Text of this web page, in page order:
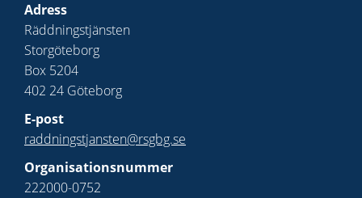
Adress
Räddningstjänsten
Storgöteborg
Box 5204
402 24 Göteborg
E-post
raddningstjansten@rsgbg.se
Organisationsnummer
222000-0752